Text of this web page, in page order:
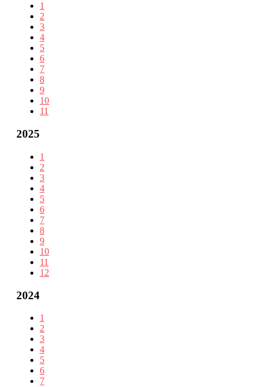
1
2
3
4
5
6
7
8
9
10
11
2025
1
2
3
4
5
6
7
8
9
10
11
12
2024
1
2
3
4
5
6
7